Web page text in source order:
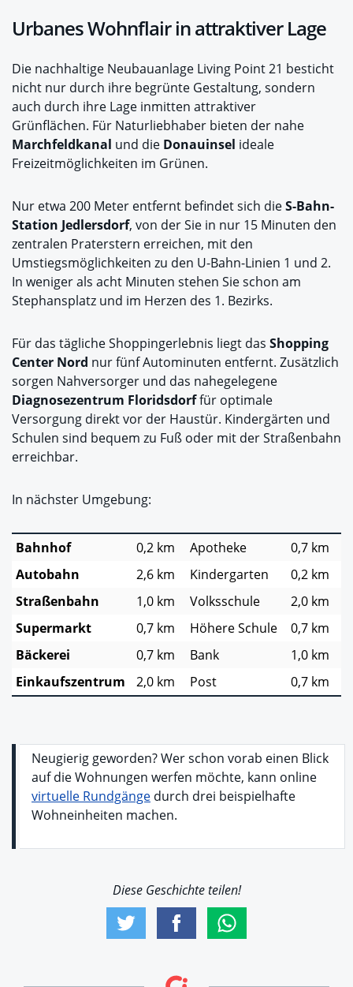
Urbanes Wohnflair in attraktiver Lage
Die nachhaltige Neubauanlage Living Point 21 besticht
nicht nur durch ihre begrünte Gestaltung, sondern
auch durch ihre Lage inmitten attraktiver
Grünflächen. Für Naturliebhaber bieten der nahe
Marchfeldkanal und die Donauinsel ideale
Freizeitmöglichkeiten im Grünen.
Nur etwa 200 Meter entfernt befindet sich dieS-Bahn-
Station Jedlersdorf, von der Sie in nur 15 Minuten den
zentralen Praterstern erreichen, mit den
Umstiegsmöglichkeiten zu den U-Bahn-Linien 1 und 2.
In weniger als acht Minuten stehen Sie schon am
Stephansplatz und im Herzen des 1. Bezirks.
Für das tägliche Shoppingerlebnis liegt das Shopping
Center Nord nur fünf Autominuten entfernt. Zusätzlich
sorgen Nahversorger und das nahegelegene
Diagnosezentrum Floridsdorffür optimale
Versorgung direkt vor der Haustür. Kindergärten und
Schulen sind bequem zu Fuß oder mit der Straßenbahn
erreichbar.
In nächster Umgebung:
Bahnhof 0,2 km Apotheke
0,7 km
Autobahn
2,6 km Kindergarten
0,2 km
Straßenbahn
1,0 km Volksschule
2,0 km
Supermarkt
0,7 km Höhere Schule
0,7 km
Bäckerei
0,7 km Bank
1,0 km
Einkaufszentrum
2,0 km Post 0,7 km
Neugierig geworden? Wer schon vorab einen Blick
auf die Wohnungen werfen möchte, kann online
virtuelle Rundgänge durch drei beispielhafte
Wohneinheiten machen.
Diese Geschichte teilen!